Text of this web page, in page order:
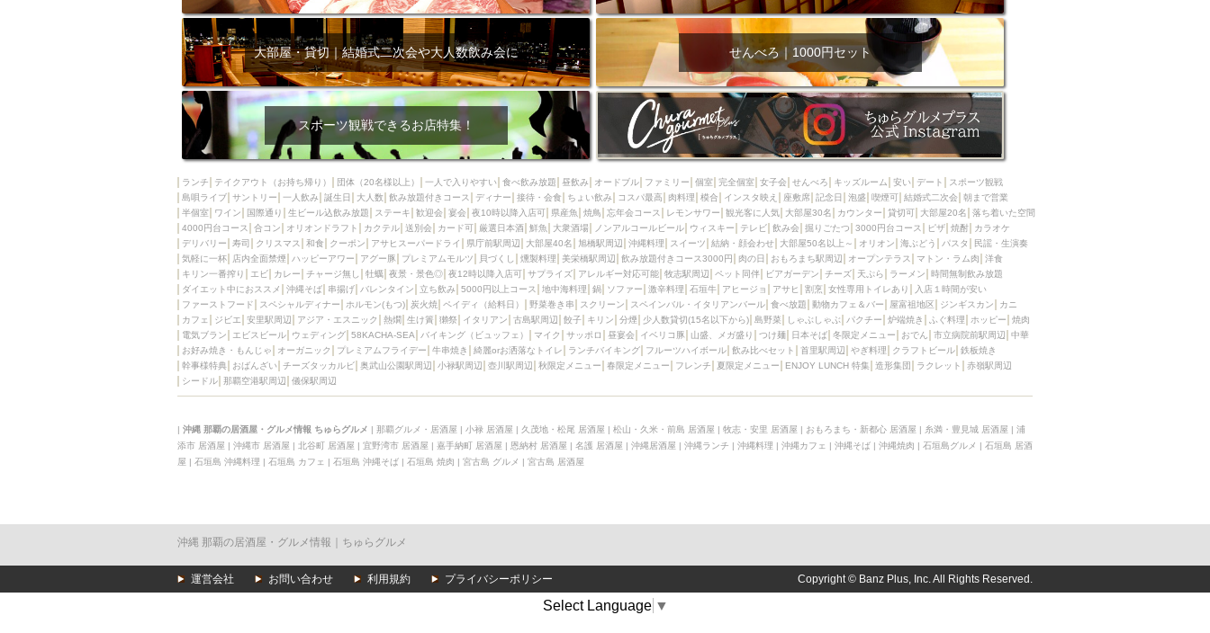
大部屋・貸切｜結婚式二次会や大人数飲み会に せんべろ｜1000円セット
スポーツ観戦できるお店特集！
ランチ テイクアウト（お持ち帰り） 団体（20名様以上） 一人で入りやすい 食べ飲み放題 昼飲み オードブル ファミリー 個室 完全個室 女子会 せんべろ キッズルーム 安い デート
スポーツ観戦
島唄ライブ サントリー 一人飲み 誕生日 大人数 飲み放題付きコース ディナー 接待・会食 ちょい飲み コスパ最高 肉料理 模合 インスタ映え 座敷席 記念日 泡盛 喫煙可 結婚式二次会 朝まで営業
半個室
ワイン 国際通り 生ビール込飲み放題 ステーキ 歓迎会 宴会 夜10時以降入店可 県産魚 焼鳥 忘年会コース レモンサワー 観光客に人気 大部屋30名 カウンター 貸切可 大部屋20名
落ち着いた空間
4000円台コース
合コン オリオンドラフト カクテル 送別会 カード可 厳選日本酒 鮮魚 大衆酒場 ノンアルコールビール ウィスキー テレビ 飲み会 掘りごたつ 3000円台コース ピザ 焼酎
カラオケ
デリバリー
寿司 クリスマス 和食 クーポン アサヒスーパードライ 県庁前駅周辺 大部屋40名 旭橋駅周辺 沖縄料理 スイーツ 結納・顔会わせ 大部屋50名以上～ オリオン 海ぶどう パスタ
民謡・生演奏
気軽に一杯
店内全面禁煙 ハッピーアワー アグー豚 プレミアムモルツ 貝づくし 燻製料理 美栄橋駅周辺 飲み放題付きコース3000円 肉の日 おもろまち駅周辺 オープンテラス マトン・ラム肉
洋食
キリン一番搾り
エビ カレー チャージ無し 牡蠣 夜景・景色◎ 夜12時以降入店可 サプライズ アレルギー対応可能 牧志駅周辺 ペット同伴 ビアガーデン チーズ 天ぷら ラーメン
時間無制飲み放題
ダイエット中におススメ
沖縄そば 串揚げ バレンタイン 立ち飲み 5000円以上コース 地中海料理 鍋 ソファー 激辛料理 石垣牛 アヒージョ アサヒ 割烹 女性専用トイレあり
入店１時間が安い
ファーストフード
スペシャルディナー ホルモン(もつ) 炭火焼 ペイディ（給料日） 野菜巻き串 スクリーン スペインバル・イタリアンバール 食べ放題 動物カフェ＆バー 屋富祖地区 ジンギスカン
カニ
カフェ
ジビエ 安里駅周辺 アジア・エスニック 熱燗 生け簀 獺祭 イタリアン 古島駅周辺 餃子 キリン 分煙 少人数貸切(15名以下から) 島野菜 しゃぶしゃぶ パクチー 炉端焼き ふぐ料理 ホッピー
焼肉
電気ブラン
エビスビール ウェディング 58KACHA-SEA バイキング（ビュッフェ） マイク サッポロ 昼宴会 イベリコ豚 山盛、メガ盛り つけ麺 日本そば 冬限定メニュー おでん 市立病院前駅周辺
中華
お好み焼き・もんじゃ
オーガニック プレミアムフライデー 牛串焼き 綺麗orお洒落なトイレ ランチバイキング フルーツハイボール 飲み比べセット 首里駅周辺 やぎ料理 クラフトビール 鉄板焼き
幹事様特典
おばんざい チーズタッカルビ 奥武山公園駅周辺 小禄駅周辺 壺川駅周辺 秋限定メニュー 春限定メニュー フレンチ 夏限定メニュー ENJOY LUNCH 特集 造形集団 ラクレット
赤嶺駅周辺
シードル 那覇空港駅周辺 儀保駅周辺
| 沖縄 那覇の居酒屋・グルメ情報 ちゅらグルメ | 那覇グルメ・居酒屋 | 小禄 居酒屋 | 久茂地・松尾 居酒屋 | 松山・久米・前島 居酒屋 | 牧志・安里 居酒屋 | おもろまち・新都心 居酒屋 | 糸満・豊見城 居酒屋 | 浦
添市 居酒屋 | 沖縄市 居酒屋 | 北谷町 居酒屋 | 宜野湾市 居酒屋 | 嘉手納町 居酒屋 | 恩納村 居酒屋 | 名護 居酒屋 | 沖縄居酒屋 | 沖縄ランチ | 沖縄料理 | 沖縄カフェ | 沖縄そば | 沖縄焼肉 | 石垣島グルメ | 石垣島 居酒
屋 | 石垣島 沖縄料理 | 石垣島 カフェ | 石垣島 沖縄そば | 石垣島 焼肉 | 宮古島 グルメ | 宮古島 居酒屋
沖縄 那覇の居酒屋・グルメ情報｜ちゅらグルメ
運営会社 お問い合わせ 利用規約 プライバシーポリシー Copyright © Banz Plus, Inc. All Rights Reserved.
Select Language ▼